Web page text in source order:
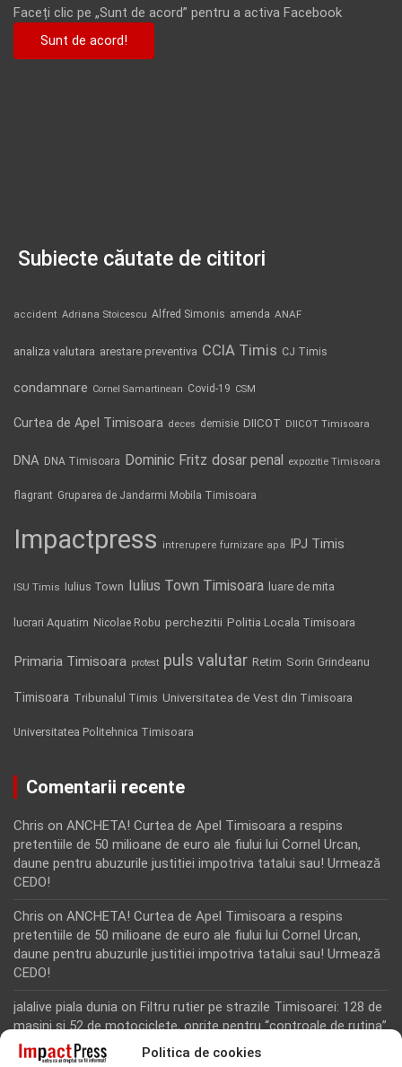
Politica de cookies
Faceți clic pe „Sunt de acord” pentru a activa Facebook
Sunt de acord!
Subiecte căutate de cititori
accident Adriana Stoicescu Alfred Simonis amenda ANAF
analiza valutara arestare preventiva CCIA Timis CJ Timis
condamnare Cornel Samartinean Covid-19 CSM
Curtea de Apel Timisoara deces demisie DIICOT DIICOT Timisoara
DNA DNA Timisoara Dominic Fritz dosar penal expozitie Timisoara
flagrant Gruparea de Jandarmi Mobila Timisoara
Impactpress intrerupere furnizare apa IPJ Timis
ISU Timis Iulius Town Iulius Town Timisoara luare de mita
lucrari Aquatim Nicolae Robu perchezitii Politia Locala Timisoara
Primaria Timisoara protest puls valutar Retim Sorin Grindeanu
Timisoara Tribunalul Timis Universitatea de Vest din Timisoara
Universitatea Politehnica Timisoara
Comentarii recente
Chris on ANCHETA! Curtea de Apel Timisoara a respins
pretentiile de 50 milioane de euro ale fiului lui Cornel Urcan,
daune pentru abuzurile justitiei impotriva tatalui sau! Urmează
CEDO!
Chris on ANCHETA! Curtea de Apel Timisoara a respins
pretentiile de 50 milioane de euro ale fiului lui Cornel Urcan,
daune pentru abuzurile justitiei impotriva tatalui sau! Urmează
CEDO!
jalalive piala dunia on Filtru rutier pe strazile Timisoarei: 128 de
masini si 52 de motociclete, oprite pentru “controale de rutina”
Rodion Camatoritul on Inca un martor din dosarul fraudei cu